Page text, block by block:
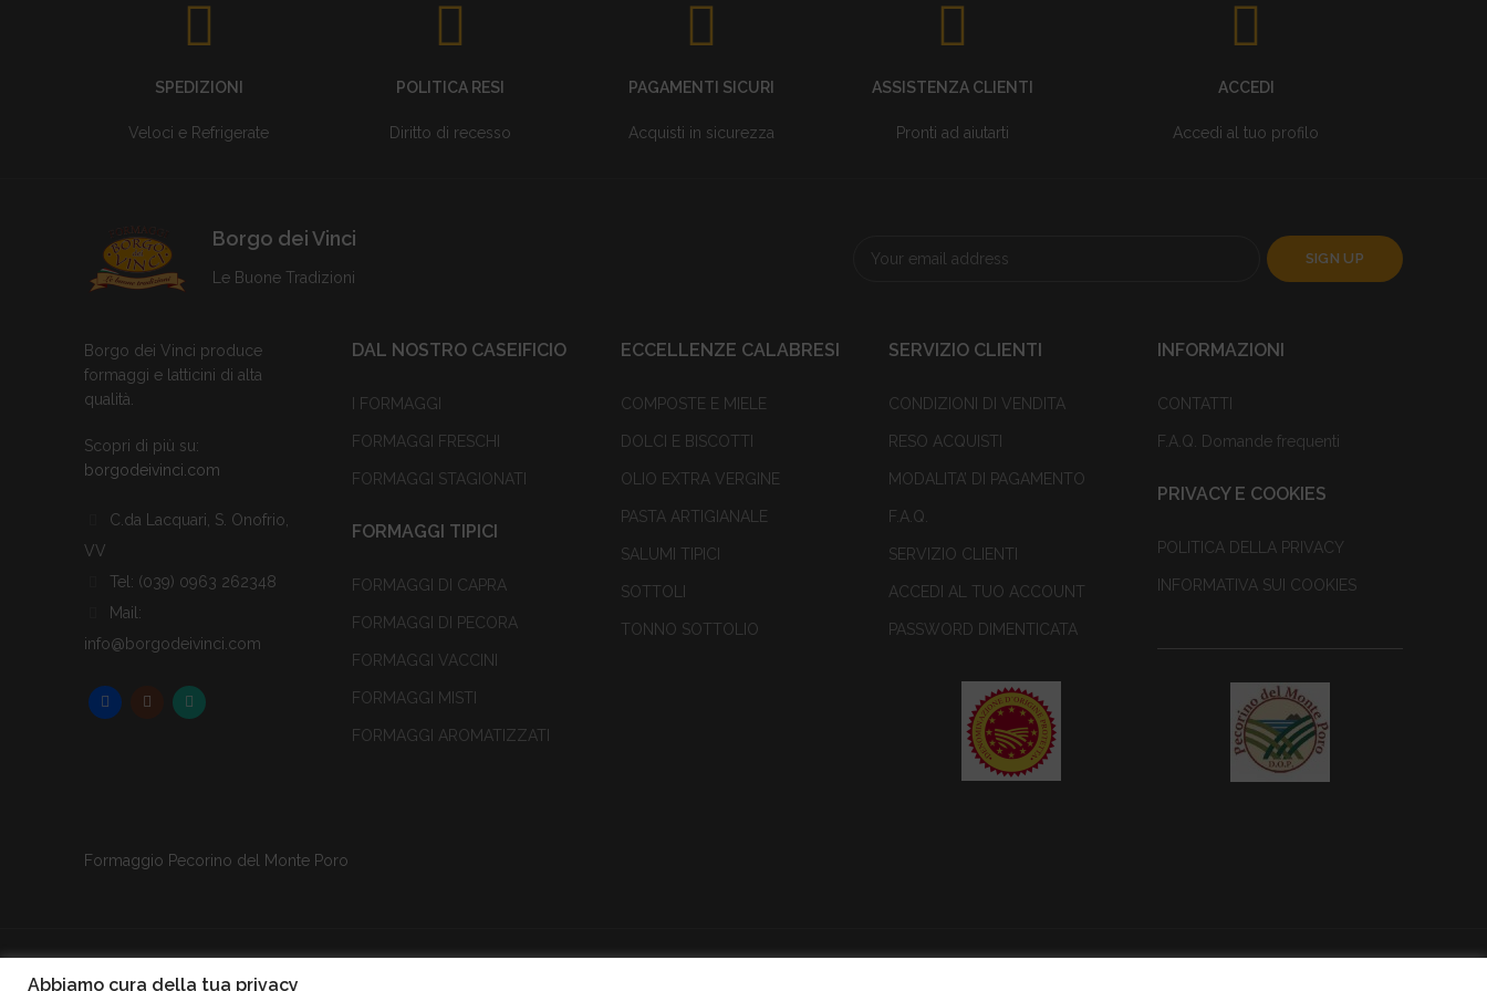
SPEDIZIONI
Veloci e Refrigerate
POLITICA RESI
Diritto di recesso
PAGAMENTI SICURI
Acquisti in sicurezza
ASSISTENZA CLIENTI
Pronti ad aiutarti
ACCEDI
Accedi al tuo profilo
Borgo dei Vinci
Le Buone Tradizioni
Borgo dei Vinci produce
formaggi e latticini di alta
qualità.
Scopri di più su:
borgodeivinci.com
C.da Lacquari, S. Onofrio,
VV
Tel: (039) 0963 262348
Mail:
info@borgodeivinci.com
DAL NOSTRO CASEIFICIO
I FORMAGGI
FORMAGGI FRESCHI
FORMAGGI STAGIONATI
FORMAGGI TIPICI
FORMAGGI DI CAPRA
FORMAGGI DI PECORA
FORMAGGI VACCINI
FORMAGGI MISTI
FORMAGGI AROMATIZZATI
ECCELLENZE CALABRESI
COMPOSTE E MIELE
DOLCI E BISCOTTI
OLIO EXTRA VERGINE
PASTA ARTIGIANALE
SALUMI TIPICI
SOTTOLI
TONNO SOTTOLIO
SERVIZIO CLIENTI
CONDIZIONI DI VENDITA
RESO ACQUISTI
MODALITA’ DI PAGAMENTO
F.A.Q.
SERVIZIO CLIENTI
ACCEDI AL TUO ACCOUNT
PASSWORD DIMENTICATA
INFORMAZIONI
CONTATTI
F.A.Q. Domande frequenti
PRIVACY E COOKIES
POLITICA DELLA PRIVACY
INFORMATIVA SUI COOKIES
Formaggio Pecorino del Monte Poro
Abbiamo cura della tua privacy